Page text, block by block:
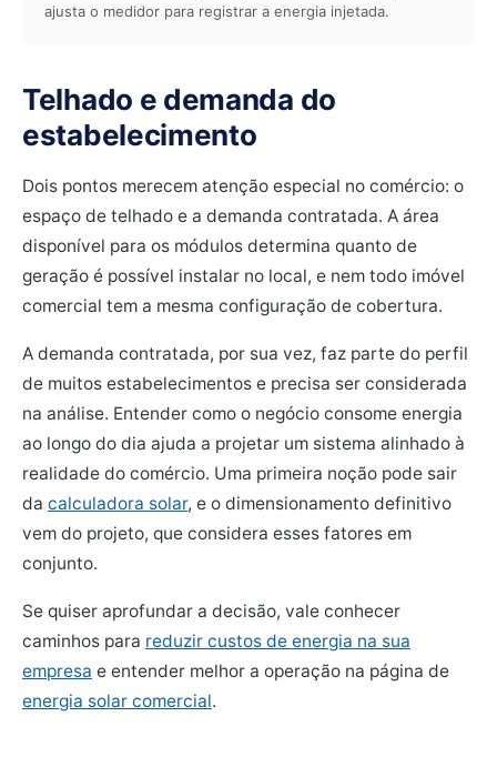
ajusta o medidor para registrar a energia injetada.
Telhado e demanda do
estabelecimento
Dois pontos merecem atenção especial no comércio: o
espaço de telhado e a demanda contratada. A área
disponível para os módulos determina quanto de
geração é possível instalar no local, e nem todo imóvel
comercial tem a mesma configuração de cobertura.
A demanda contratada, por sua vez, faz parte do perfil
de muitos estabelecimentos e precisa ser considerada
na análise. Entender como o negócio consome energia
ao longo do dia ajuda a projetar um sistema alinhado à
realidade do comércio. Uma primeira noção pode sair
da calculadora solar, e o dimensionamento definitivo
vem do projeto, que considera esses fatores em
conjunto.
Se quiser aprofundar a decisão, vale conhecer
caminhos para reduzir custos de energia na sua
empresa e entender melhor a operação na página de
energia solar comercial.